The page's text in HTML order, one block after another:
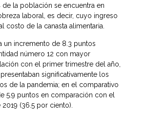
de la población se encuentra en
laboral, es decir, cuyo ingreso
costo de la canasta alimentaria.
un incremento de 8.3 puntos
número 12 con mayor
con el primer trimestre del año,
significativamente los
de la pandemia; en el comparativo
5.9 puntos en comparación con el
(36.5 por ciento).